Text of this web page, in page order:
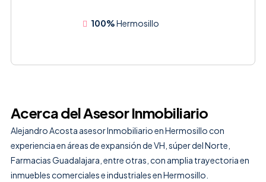
100%Hermosillo
Acerca del Asesor Inmobiliario
Alejandro Acosta asesor Inmobiliario en Hermosillo con
experiencia en áreas de expansión de VH, súper del Norte,
Farmacias Guadalajara, entre otras, con amplia trayectoria en
inmuebles comerciales e industriales en Hermosillo.